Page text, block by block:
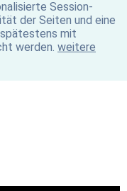
Session-
der Seiten und eine
mit
werden. weitere